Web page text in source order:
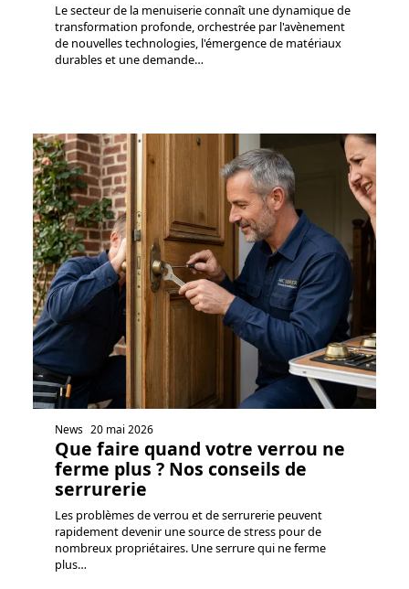
Le secteur de la menuiserie connaît une dynamique de
transformation profonde, orchestrée par l'avènement
de nouvelles technologies, l'émergence de matériaux
durables et une demande…
News 20 mai 2026
Que faire quand votre verrou ne
ferme plus ? Nos conseils de
serrurerie
Les problèmes de verrou et de serrurerie peuvent
rapidement devenir une source de stress pour de
nombreux propriétaires. Une serrure qui ne ferme
plus…